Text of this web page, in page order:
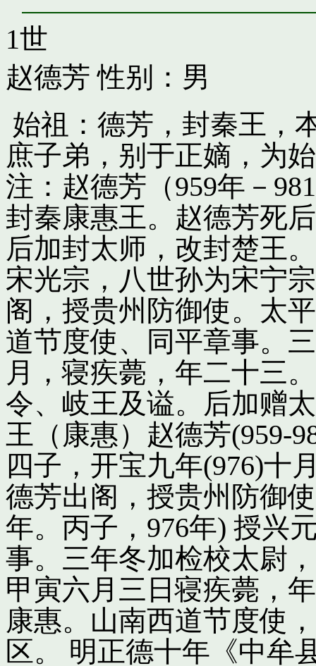
1世
赵德芳 性别：男
始祖：德芳，封秦王，
庶子弟，别于正嫡，为
注：赵德芳（959年－
封秦康惠王。赵德芳死
后加封太师，改封楚王
宋光宗，八世孙为宋宁
阁，授贵州防御使。太
道节度使、同平章事。
月，寝疾薨，年二十三
令、岐王及谥。后加赠
王（康惠）赵德芳(959-
四子，开宝九年(976)十
德芳出阁，授贵州防御
年。丙子，976年) 授兴
事。三年冬加检校太尉
甲寅六月三日寝疾薨，
康惠。山南西道节度使
区。 明正德十年《中牟